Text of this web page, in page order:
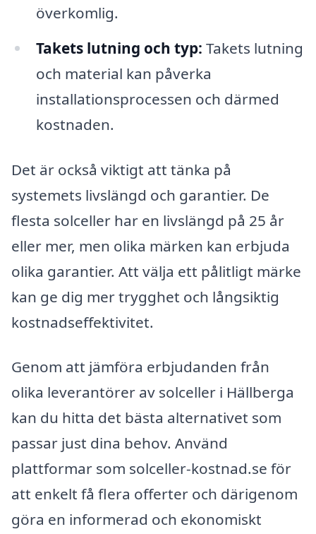
överkomlig.
Takets lutning och typ: Takets lutning
och material kan påverka
installationsprocessen och därmed
kostnaden.
Det är också viktigt att tänka på
systemets livslängd och garantier. De
flesta solceller har en livslängd på 25 år
eller mer, men olika märken kan erbjuda
olika garantier. Att välja ett pålitligt märke
kan ge dig mer trygghet och långsiktig
kostnadseffektivitet.
Genom att jämföra erbjudanden från
olika leverantörer av solceller i Hällberga
kan du hitta det bästa alternativet som
passar just dina behov. Använd
plattformar som solceller-kostnad.se för
att enkelt få flera offerter och därigenom
göra en informerad och ekonomiskt